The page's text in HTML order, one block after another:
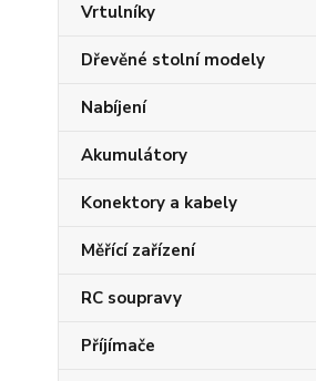
Vrtulníky
Dřevěné stolní modely
Nabíjení
Akumulátory
Konektory a kabely
Měřící zařízení
RC soupravy
Příjímače